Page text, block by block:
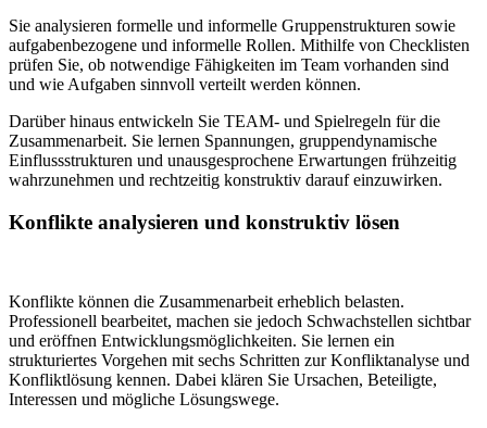
Sie analysieren formelle und informelle Gruppenstrukturen sowie
aufgabenbezogene und informelle Rollen. Mithilfe von Checklisten
prüfen Sie, ob notwendige Fähigkeiten im Team vorhanden sind
und wie Aufgaben sinnvoll verteilt werden können.
Darüber hinaus entwickeln Sie TEAM- und Spielregeln für die
Zusammenarbeit. Sie lernen Spannungen, gruppendynamische
Einflussstrukturen und unausgesprochene Erwartungen frühzeitig
wahrzunehmen und rechtzeitig konstruktiv darauf einzuwirken.
Konflikte analysieren und konstruktiv lösen
Konflikte können die Zusammenarbeit erheblich belasten.
Professionell bearbeitet, machen sie jedoch Schwachstellen sichtbar
und eröffnen Entwicklungsmöglichkeiten. Sie lernen ein
strukturiertes Vorgehen mit sechs Schritten zur Konfliktanalyse und
Konfliktlösung kennen. Dabei klären Sie Ursachen, Beteiligte,
Interessen und mögliche Lösungswege.